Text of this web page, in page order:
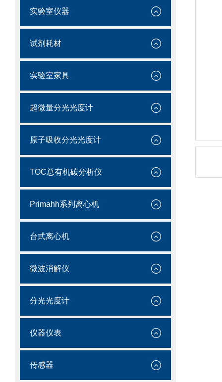
实验室仪器
试剂耗材
实验室家具
超微量分光光度计
原子吸收分光光度计
TOC总有机碳分析仪
Primahh系列离心机
台式离心机
微波消解仪
分光光度计
仪器仪表
传感器